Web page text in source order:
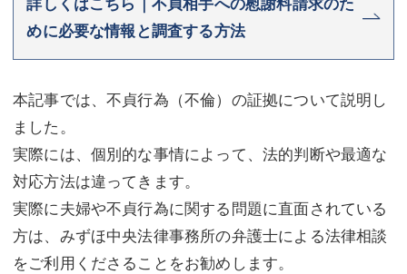
めに必要な情報と調査する方法
本記事では、不貞行為（不倫）の証拠について説明し
ました。
実際には、個別的な事情によって、法的判断や最適な
対応方法は違ってきます。
実際に夫婦や不貞行為に関する問題に直面されている
方は、みずほ中央法律事務所の弁護士による法律相談
をご利用くださることをお勧めします。